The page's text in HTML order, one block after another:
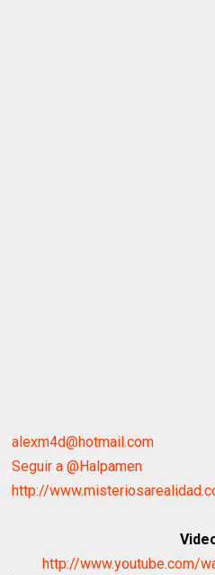
alexm4d@hotmail.com
Seguir a @Halpamen
http://
http://www.youtube.com/